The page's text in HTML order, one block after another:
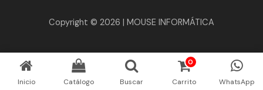
Copyright © 2026 | MOUSE INFORMÁTICA
Inicio Catálogo Buscar
0
Carrito WhatsApp